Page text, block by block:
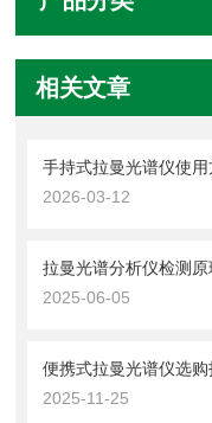
相关文章
2026-03-12
拉曼光谱分析仪检测
2025-06-05
便携式拉曼光谱仪选
2025-11-25